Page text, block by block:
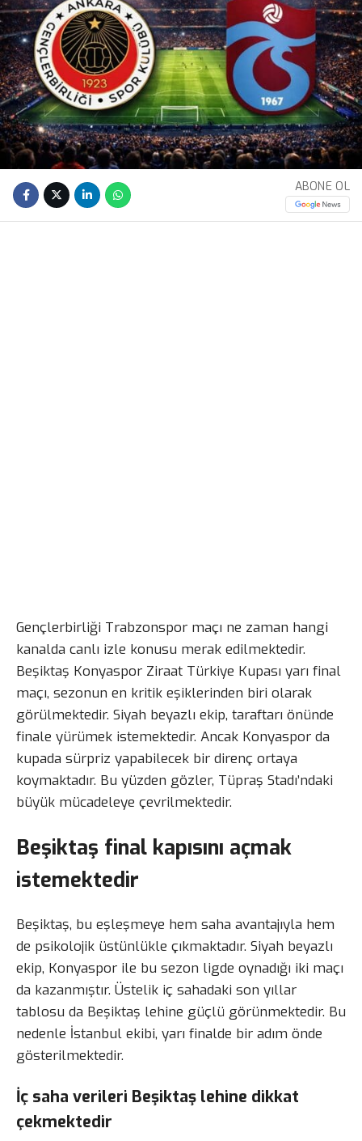
ABONE OL
Gençlerbirliği Trabzonspor maçı ne zaman hangi
kanalda canlı izle konusu merak edilmektedir.
Beşiktaş Konyaspor Ziraat Türkiye Kupası yarı final
maçı, sezonun en kritik eşiklerinden biri olarak
görülmektedir. Siyah beyazlı ekip, taraftarı önünde
finale yürümek istemektedir. Ancak Konyaspor da
kupada sürpriz yapabilecek bir direnç ortaya
koymaktadır. Bu yüzden gözler, Tüpraş Stadı’ndaki
büyük mücadeleye çevrilmektedir.
Beşiktaş final kapısını açmak
istemektedir
Beşiktaş, bu eşleşmeye hem saha avantajıyla hem
de psikolojik üstünlükle çıkmaktadır. Siyah beyazlı
ekip, Konyaspor ile bu sezon ligde oynadığı iki maçı
da kazanmıştır. Üstelik iç sahadaki son yıllar
tablosu da Beşiktaş lehine güçlü görünmektedir. Bu
nedenle İstanbul ekibi, yarı finalde bir adım önde
gösterilmektedir.
İç saha verileri Beşiktaş lehine dikkat
çekmektedir